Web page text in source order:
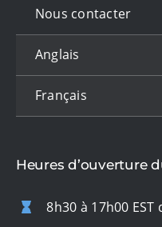
Nous contacter
Anglais
Français
Heures d’ouverture
8h30 à 17h00